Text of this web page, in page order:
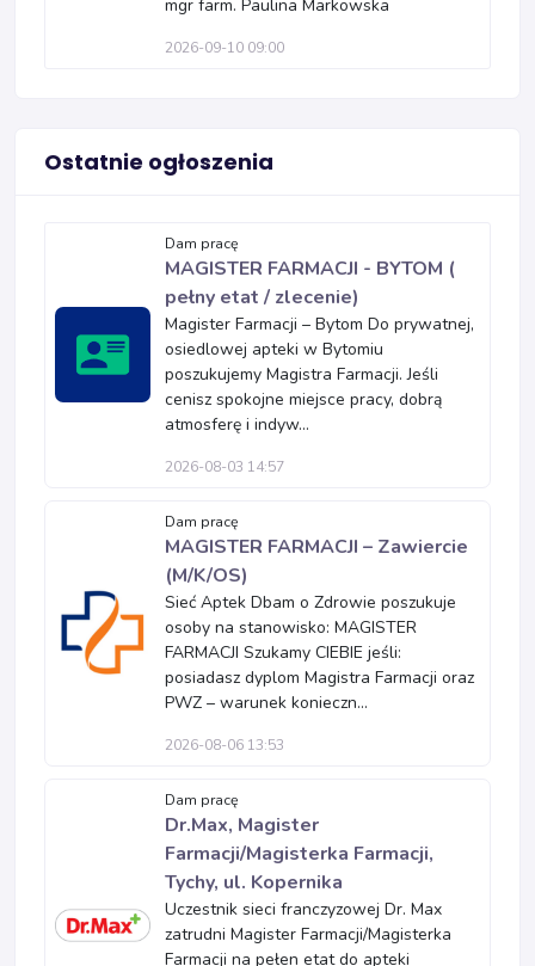
mgr farm. Paulina Markowska
2026-09-10 09:00
Ostatnie ogłoszenia
Dam pracę
MAGISTER FARMACJI - BYTOM (
pełny etat / zlecenie)
Magister Farmacji – Bytom Do prywatnej,
osiedlowej apteki w Bytomiu
poszukujemy Magistra Farmacji. Jeśli
cenisz spokojne miejsce pracy, dobrą
atmosferę i indyw...
2026-08-03 14:57
Dam pracę
MAGISTER FARMACJI – Zawiercie
(M/K/OS)
Sieć Aptek Dbam o Zdrowie poszukuje
osoby na stanowisko: MAGISTER
FARMACJI Szukamy CIEBIE jeśli:
posiadasz dyplom Magistra Farmacji oraz
PWZ – warunek konieczn...
2026-08-06 13:53
Dam pracę
Dr.Max, Magister
Farmacji/Magisterka Farmacji,
Tychy, ul. Kopernika
Uczestnik sieci franczyzowej Dr. Max
zatrudni Magister Farmacji/Magisterka
Farmacji na pełen etat do apteki